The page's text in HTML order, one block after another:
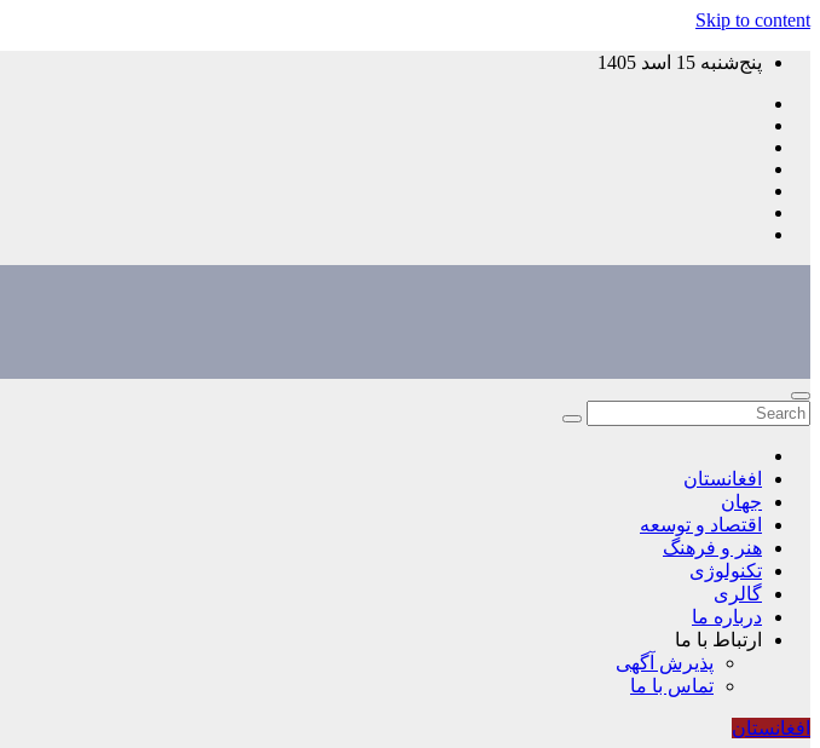
Skip to content
پنج‌شنبه 15 اسد 1405
افغانستان
جهان
اقتصاد و توسعه
هنر و فرهنگ
تکنولوژی
گالری
درباره ما
ارتباط با ما
پذیرش آگهی
تماس با ما
افغانستان